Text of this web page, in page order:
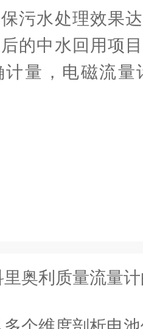
污水处理效果
的中水回用项
计量，电磁流
里奥利质量流量